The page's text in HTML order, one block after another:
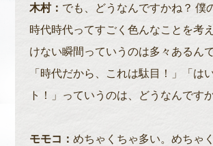
木村： でも、どうなんですかね？ 僕
時代時代ってすごく色んなことを考
けない瞬間っていうのは多々あるんで
「時代だから、これは駄目！」「は
ト！」っていうのは、どうなんです
モモコ： めちゃくちゃ多い。めちゃ